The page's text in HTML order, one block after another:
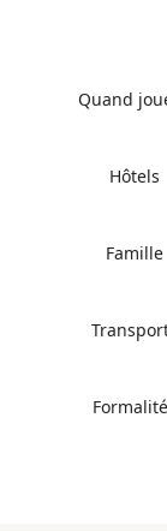
Quand
Hôtels
Famille